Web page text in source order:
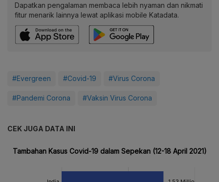
Dapatkan pengalaman membaca lebih nyaman dan nikmati
fitur menarik lainnya lewat aplikasi mobile Katadata.
#Evergreen #Covid-19 #Virus Corona
#Pandemi Corona #Vaksin Virus Corona
CEK JUGA DATA INI